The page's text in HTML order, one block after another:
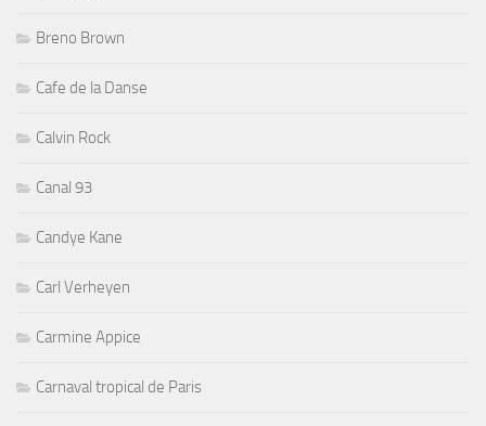
Breno Brown
Cafe de la Danse
Calvin Rock
Canal 93
Candye Kane
Carl Verheyen
Carmine Appice
Carnaval tropical de Paris